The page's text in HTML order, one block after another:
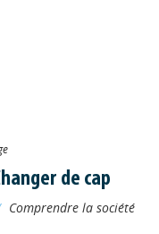
de cap
Comprendre la société